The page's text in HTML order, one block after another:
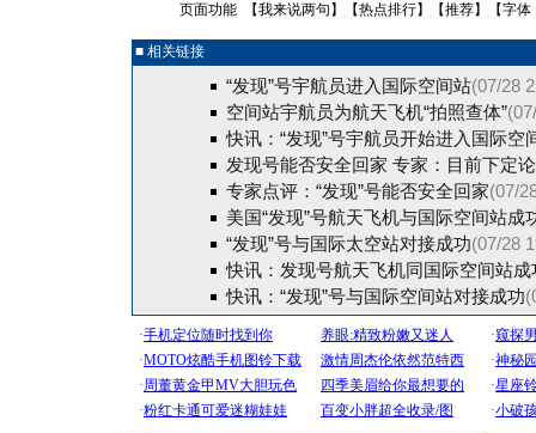
页面功能 【我来说两句 】【热点排行】【推荐】【字体
■ 相关链接
“发现”号宇航员进入国际空间站(07/28
空间站宇航员为航天飞机“拍照查体”
快讯：“发现”号宇航员开始进入国际空
发现号能否安全回家 专家：目前下定
专家点评：“发现”号能否安全回家(07/
美国“发现”号航天飞机与国际空间站成
“发现”号与国际太空站对接成功(07/28
快讯：发现号航天飞机同国际空间站成
快讯：“发现”号与国际空间站对接成功